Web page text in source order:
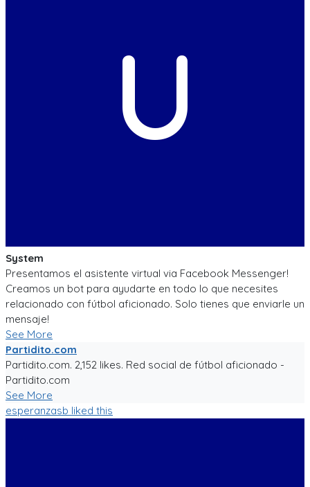
U
System
Presentamos el asistente virtual via Facebook Messenger!
Creamos un bot para ayudarte en todo lo que necesites
relacionado con fútbol aficionado. Solo tienes que enviarle un
mensaje!
See More
Partidito.com
Partidito.com. 2,152 likes. Red social de fútbol aficionado -
Partidito.com
See More
esperanzasb liked this